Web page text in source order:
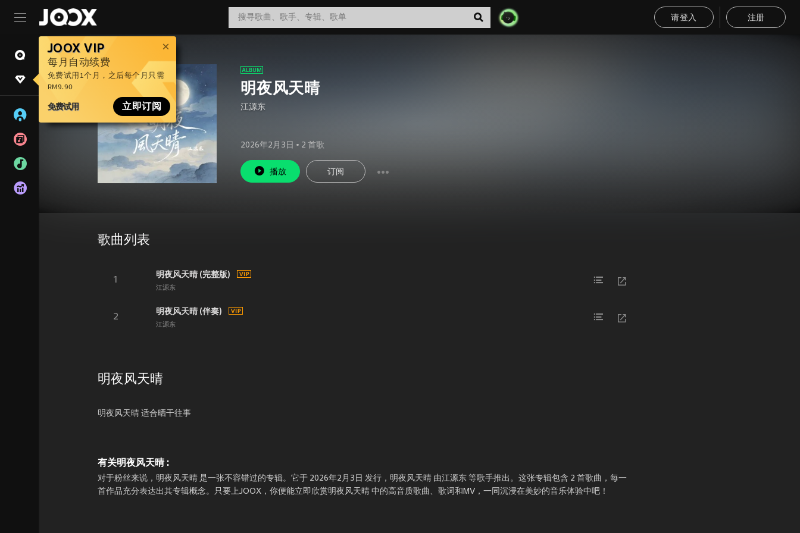
请登入 注册
JOOX VIP
每月自动续费
免费试用1个月，之后每个月只需
RM9.90
免费试用 立即订阅
明夜风天晴
江源东
2026年2月3日 • 2 首歌
播放 订阅
歌曲列表
1
明夜风天晴 (完整版)
江源东
2
明夜风天晴 (伴奏)
江源东
明夜风天晴
明夜风天晴 适合晒干往事
有关明夜风天晴 :
对于粉丝来说，明夜风天晴 是一张不容错过的专辑。它于 2026年2月3日 发行，明夜风天晴 由江源东 等歌手推出。这张专辑包含 2 首歌曲，每一
首作品充分表达出其专辑概念。只要上JOOX，你便能立即欣赏明夜风天晴 中的高音质歌曲、歌词和MV，一同沉浸在美妙的音乐体验中吧！